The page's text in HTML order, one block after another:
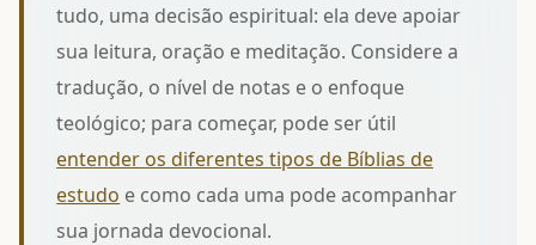
tudo, uma decisão espiritual: ela deve apoiar
sua leitura, oração e meditação. Considere a
tradução, o nível de notas e o enfoque
teológico; para começar, pode ser útil
entender os diferentes tipos de Bíblias de
estudo e como cada uma pode acompanhar
sua jornada devocional.